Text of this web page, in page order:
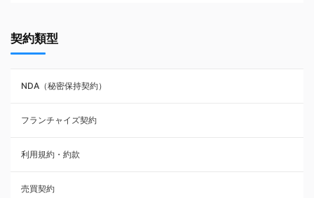
NDA（秘密保持契約）
業務委託契約
利用規約・約款
覚書・合意書・同意書
承諾書
契約類型
NDA（秘密保持契約）
フランチャイズ契約
利用規約・約款
売買契約